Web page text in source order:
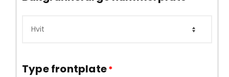
Type frontplate*